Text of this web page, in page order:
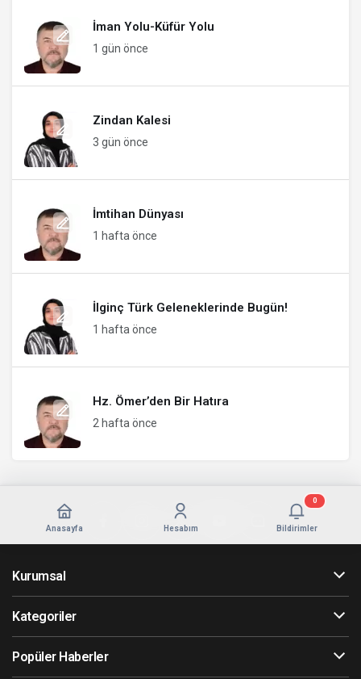
İman Yolu-Küfür Yolu
1 gün önce
Zindan Kalesi
3 gün önce
İmtihan Dünyası
1 hafta önce
İlginç Türk Geleneklerinde Bugün!
1 hafta önce
Hz. Ömer’den Bir Hatıra
2 hafta önce
Anasayfa Hesabım Bildirimler
0
Kurumsal
Kategoriler
Popüler Haberler